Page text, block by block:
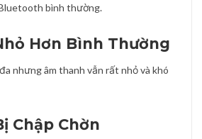
bình thường.
Hơn Bình Thường
nhưng âm thanh vẫn rất nhỏ và khó
Chập Chờn